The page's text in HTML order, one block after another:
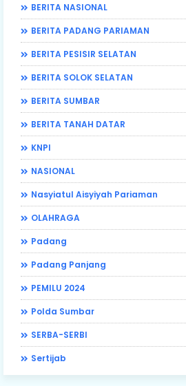
BERITA NASIONAL
BERITA PADANG PARIAMAN
BERITA PESISIR SELATAN
BERITA SOLOK SELATAN
BERITA SUMBAR
BERITA TANAH DATAR
KNPI
NASIONAL
Nasyiatul Aisyiyah Pariaman
OLAHRAGA
Padang
Padang Panjang
PEMILU 2024
Polda Sumbar
SERBA-SERBI
Sertijab